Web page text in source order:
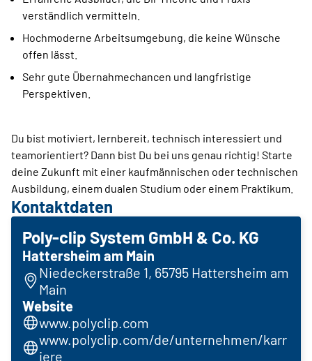
verständlich vermitteln.
Hochmoderne Arbeitsumgebung, die keine Wünsche
offen lässt.
Sehr gute Übernahmechancen und langfristige
Perspektiven.
Du bist motiviert, lernbereit, technisch interessiert und
teamorientiert? Dann bist Du bei uns genau richtig! Starte
deine Zukunft mit einer kaufmännischen oder technischen
Ausbildung, einem dualen Studium oder einem Praktikum.
Kontaktdaten
Poly-clip System GmbH & Co. KG
Hattersheim am Main
Niedeckerstraße 1, 65795 Hattersheim am
Main
Website
www.polyclip.com
www.polyclip.com/de/unternehmen/karr
iere